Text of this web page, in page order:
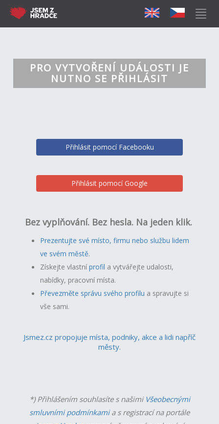
PRO VYTVOŘENÍ UDÁLOSTI JE
NUTNO SE PŘIHLÁSIT
Přihlásit pomocí Facebooku
Přihlásit pomocí Google
Bez vyplňování. Bez hesla. Na jeden klik.
Prezentujte své místo, firmu nebo službu lidem
ve svém městě.
Získejte vlastníprofil a vytvářejte udalosti,
nabídky, pracovní místa.
Převezměte správu svého profilu a spravujte si
vše sami.
Jsmez.cz propojuje místa, podniky, akce a lidi napříč
městy.
*) Přihlášením souhlasíte s našimi Všeobecnými
smluvními podmínkamia s registrací na portále